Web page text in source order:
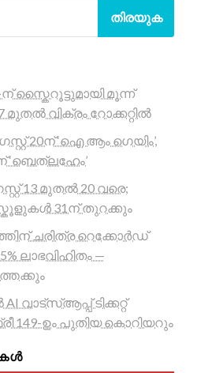
തിരയുക
ന് സ്കൈറൂട്ടുമായി മൂന്ന്
മുതൽ വിക്രം റോക്കറ്റിൽ
20ന് ‘ഐ ആം ഗെയിം’,
‘ബെത്‌ലഹേം’
13 മുതൽ 20 വരെ;
31ന് തുറക്കും
ചരിത്ര റെക്കോർഡ്
ലാഭവിഹിതം —
വാട്സ്ആപ്പ് ടിക്കറ്റ്
149-ഉം പുതിയ കൊറിയറും